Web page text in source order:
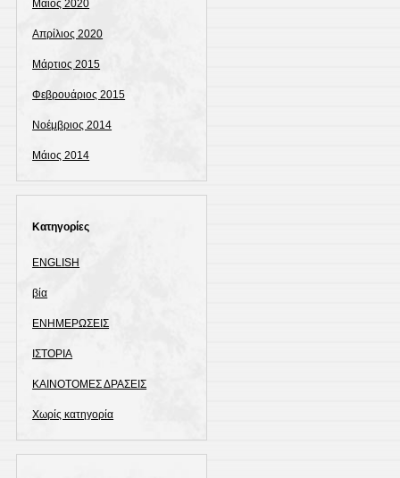
Μάιος 2020
Απρίλιος 2020
Μάρτιος 2015
Φεβρουάριος 2015
Νοέμβριος 2014
Μάιος 2014
Kατηγορίες
ENGLISH
βία
ΕΝΗΜΕΡΩΣΕΙΣ
ΙΣΤΟΡΙΑ
ΚΑΙΝΟΤΟΜΕΣ ΔΡΑΣΕΙΣ
Χωρίς κατηγορία